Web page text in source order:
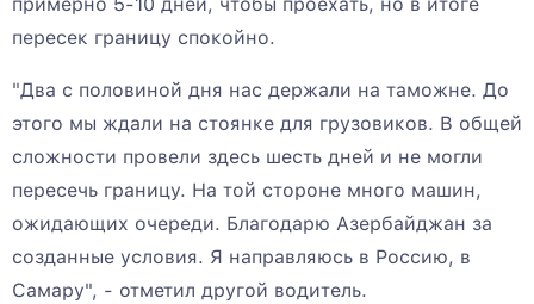
примерно 5-10 дней, чтобы проехать, но в итоге
пересек границу спокойно.
"Два с половиной дня нас держали на таможне. До
этого мы ждали на стоянке для грузовиков. В общей
сложности провели здесь шесть дней и не могли
пересечь границу. На той стороне много машин,
ожидающих очереди. Благодарю Азербайджан за
созданные условия. Я направляюсь в Россию, в
Самару", - отметил другой водитель.